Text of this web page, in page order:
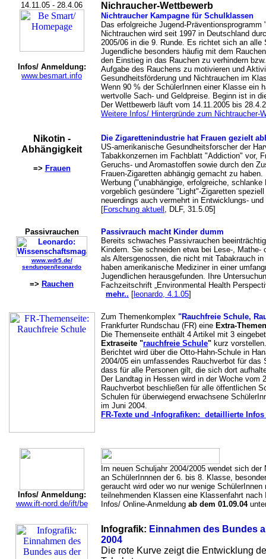
14.11.05 - 28.4.06
Infos/ Anmeldung:
www.besmart.info
Nichraucher-Wettbewerb
Nichtraucher Kampagne für Schulklassen
Das erfolgreiche Jugend-
Nichtrauchen wird seit 1997 in Deutschland
2005/06 in die 9. Runde. Es richtet sich an alle
Jugendliche besonders häufig mit dem
den Einstieg in das Rauchen zu verhindern
Aufgabe des Rauchens zu motivieren und
Gesundheitsförderung und Nichtrauchen im
Wenn 90 % der SchülerInnen einer Klasse ein
wertvolle Sach- und Geldpreise. Beginn ist in
Der Wettbewerb läuft vom 14.11.2005 bis
Weitere Infos/ Hintergründe zum Nichtraucher-
Nikotin -
Abhängigkeit
=> Frauen
Die Zigarettenindustrie hat Frauen gezielt
US-amerikanische Gesundheitsforscher der
Tabakkonzernen im Fachblatt "Addiction" vor,
Geruchs- und Aromastoffen sowie durch den
Frauen-Zigaretten abhängig gemacht zu
Werbung ("unabhängige, erfolgreiche,
vorgeblich gesündere "Light"-Zigaretten
neuerdings auch vermehrt in Entwicklungs-
[Forschung aktuell , DLF, 31.5.05]
Passivrauchen
www.wdr5.de/
sendungen/leonardo
=> Rauchen
Passivrauch macht Kinder dumm
Bereits schwaches Passivrauchen
Kindern. Sie schneiden etwa bei Lese-,
als Altersgenossen, die nicht mit Tabakrauch
haben amerikanische Mediziner in einer
Jugendlichen herausgefunden. Ihre
Fachzeitschrift „Environmental Health
mehr.. [ leonardo, 4.1.05]
Zum Themenkomplex "Rauchfreie Schule,
Frankfurter Rundschau (FR) eine Extra-
Die Themenseite enthält 4 Artikel mit 3
Extraseite "rauchfreie Schule" kurz vorstellen.
Berichtet wird über die Otto-Hahn-Schule in
2004/05 ein umfassendes Rauchverbot für das
dass für alle Personen gilt, die sich dort
Der Landtag in Hessen wird in der Woche vom
Rauchverbot beschließen für alle öffentlichen
Schulen für überwiegend erwachsene
im Juni 2004.
FR-Texte und -Infografiken: detaillierte
Infos/ Anmeldung:
www.ift-nord.de/ift/be
Im neuen Schuljahr 2004/2005 wendet sich
an SchülerInnnen der 6. bis 8. Klasse,
geraucht wird oder wo nur wenige
teilnehmenden Klassen eine Klassenfahrt nach
Infos/ Online-Anmeldung ab dem 01.09.04
Infografik: Einnahmen des Bundes
2004
Die rote Kurve zeigt die Entwicklung